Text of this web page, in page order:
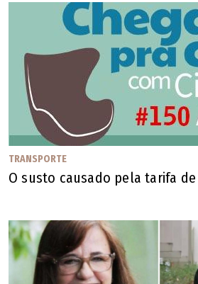
eleitoral.
TRANSPORTE
O susto causado pela tarifa